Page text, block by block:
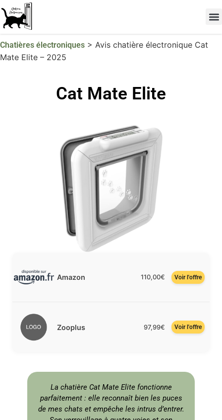
Chatières électroniques > Avis chatière électronique Cat
Mate Elite – 2025
Cat Mate Elite
Amazon 110,00€ Voir l'offre
Zooplus 97,99€ Voir l'offre
La chatière Cat Mate Elite fonctionne
parfaitement : elle reconnaît bien les puces
de mes chats et empêche les intrus d’entrer.